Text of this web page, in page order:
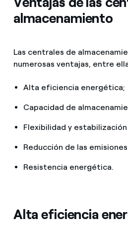
almacenamiento
Las centrales de
numerosas ventajas, entre
Alta eficiencia energética;
Capacidad de
Flexibilidad y
Reducción de las
Resistencia energética.
Alta eficiencia